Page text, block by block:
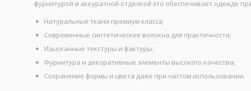
фурнитурой и аккуратной отделкой это обеспечивает одежде
Натуральные ткани премиум класса;
Современные синтетические волокна для практичности;
Изысканные текстуры и фактуры;
Фурнитура и декоративные элементы высокого качества;
Сохранение формы и цвета даже при частом использовании.